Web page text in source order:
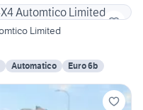
Limited
Automatico Euro 6b